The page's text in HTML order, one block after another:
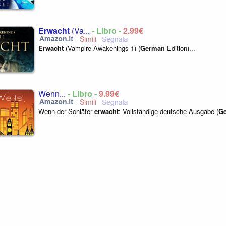
Erwacht (Va... - Libro -2,99€
Erwacht (Vampire Awakenings 1) (German Edition)...
Wenn... - Libro -9,99€
Wenn der Schläfererwacht: Vollständige deutsche Ausgabe (